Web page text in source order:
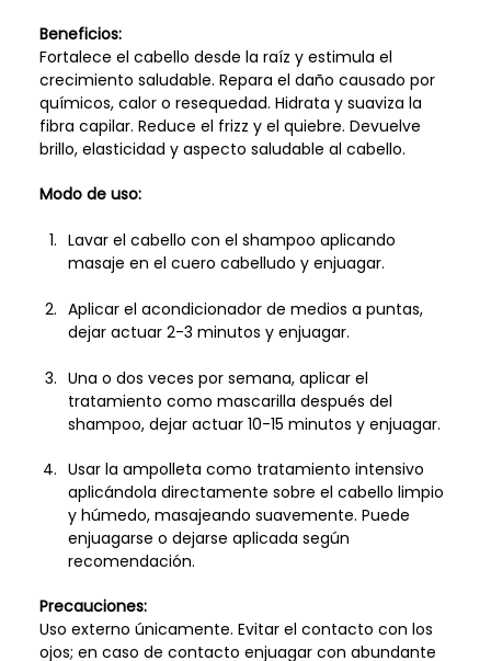
Beneficios:
Fortalece el cabello desde la raíz y estimula el
crecimiento saludable. Repara el daño causado por
químicos, calor o resequedad. Hidrata y suaviza la
fibra capilar. Reduce el frizz y el quiebre. Devuelve
brillo, elasticidad y aspecto saludable al cabello.
Modo de uso:
Lavar el cabello con el shampoo aplicando
masaje en el cuero cabelludo y enjuagar.
Aplicar el acondicionador de medios a puntas,
dejar actuar 2-3 minutos y enjuagar.
Una o dos veces por semana, aplicar el
tratamiento como mascarilla después del
shampoo, dejar actuar 10-15 minutos y enjuagar.
Usar la ampolleta como tratamiento intensivo
aplicándola directamente sobre el cabello limpio
y húmedo, masajeando suavemente. Puede
enjuagarse o dejarse aplicada según
recomendación.
Precauciones:
Uso externo únicamente. Evitar el contacto con los
ojos; en caso de contacto enjuagar con abundante